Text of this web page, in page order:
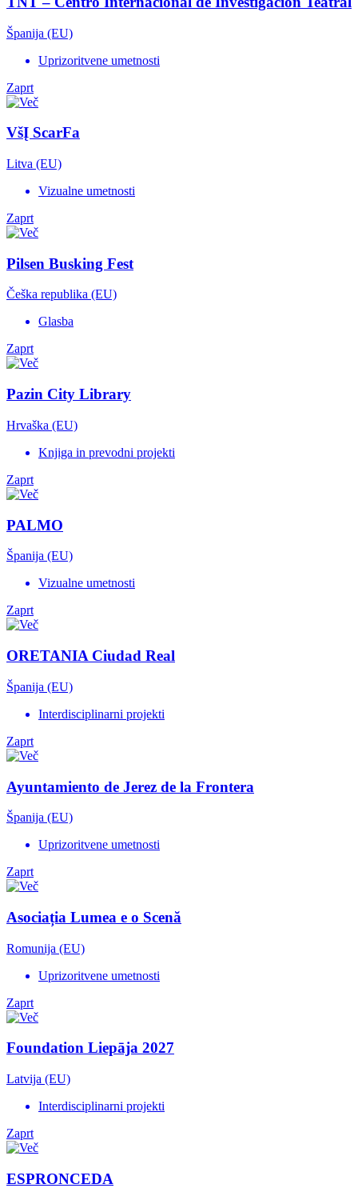
Španija (EU)
Uprizoritvene umetnosti
Zaprt
VšĮ ScarFa
Litva (EU)
Vizualne umetnosti
Zaprt
Pilsen Busking Fest
Češka republika (EU)
Glasba
Zaprt
Pazin City Library
Hrvaška (EU)
Knjiga in prevodni projekti
Zaprt
PALMO
Španija (EU)
Vizualne umetnosti
Zaprt
ORETANIA Ciudad Real
Španija (EU)
Interdisciplinarni projekti
Zaprt
Ayuntamiento de Jerez de la Frontera
Španija (EU)
Uprizoritvene umetnosti
Zaprt
Asociația Lumea e o Scenă
Romunija (EU)
Uprizoritvene umetnosti
Zaprt
Foundation Liepāja 2027
Latvija (EU)
Interdisciplinarni projekti
Zaprt
ESPRONCEDA